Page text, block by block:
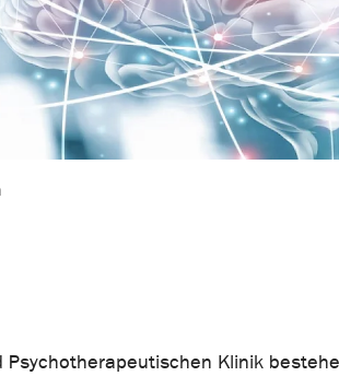
Klinik